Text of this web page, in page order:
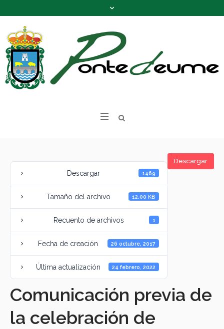
Descargar
Descargar 1469
Tamaño del archivo 12.00 KB
Recuento de archivos 1
Fecha de creación 26 octubre, 2017
Última actualización 24 febrero, 2022
Comunicación previa de
la celebración de